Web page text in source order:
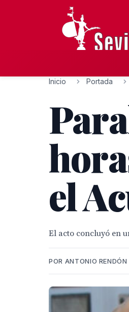
Inicio Portada
el
El acto concluyó en
POR ANTONIO RENDÓN